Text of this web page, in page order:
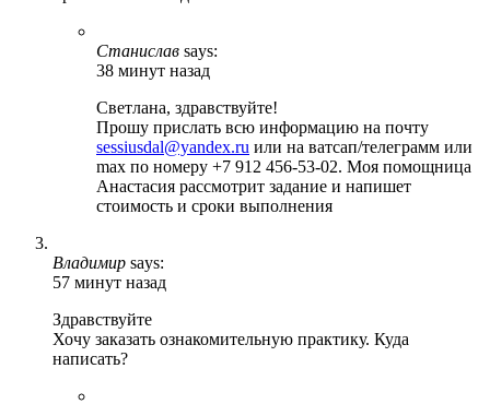
Станислав says:
38 минут назад
Светлана, здравствуйте!
Прошу прислать всю информацию на почту
sessiusdal@yandex.ru или на ватсап/телеграмм или
max по номеру +7 912 456-53-02. Моя помощница
Анастасия рассмотрит задание и напишет
стоимость и сроки выполнения
Владимир says:
57 минут назад
Здравствуйте
Хочу заказать ознакомительную практику. Куда
написать?